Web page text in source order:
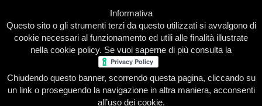
Home Presentazione Redazione Le nostre firme
Informativa
Questo sito o gli strumenti terzi da questo utilizzati si avvalgono di
cookie necessari al funzionamento ed utili alle finalità illustrate
nella cookie policy. Se vuoi saperne di più consulta la
Chiudendo questo banner, scorrendo questa pagina, cliccando su
un link o proseguendo la navigazione in altra maniera, acconsenti
all’uso dei cookie.